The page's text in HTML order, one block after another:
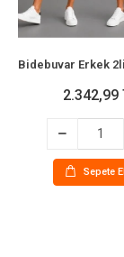
2.342,99
Sepete